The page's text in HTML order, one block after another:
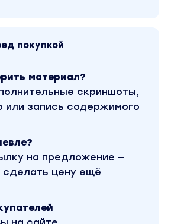
покупкой
материал?
скриншоты,
или запись содержимого
на предложение —
сделать цену ещё